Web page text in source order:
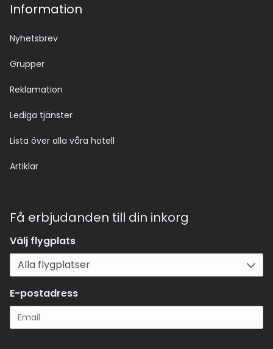
Information
Nyhetsbrev
Grupper
Reklamation
Lediga tjänster
Lista över alla våra hotell
Artiklar
Få erbjudanden till din inkorg
Välj flygplats
E-postadress